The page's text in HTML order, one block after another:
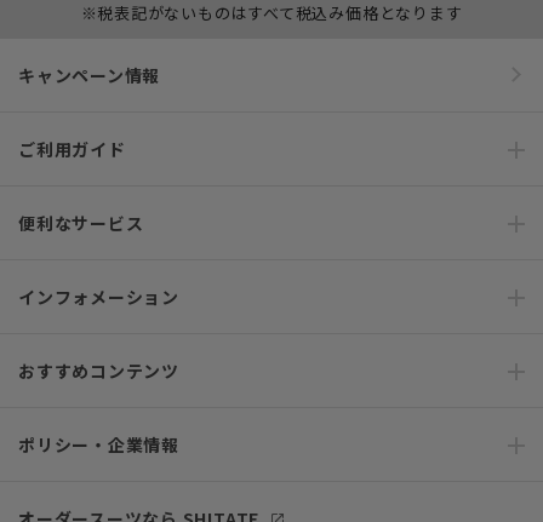
※税表記がないものはすべて税込み価格となります
キャンペーン情報
ご利用ガイド
便利なサービス
インフォメーション
おすすめコンテンツ
ポリシー・企業情報